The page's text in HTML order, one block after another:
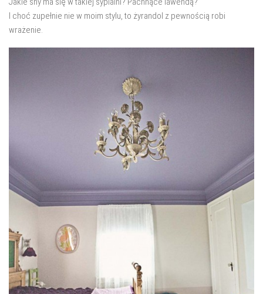
salon
Przedpokój
Balkon
I choć zupełnie nie w moim stylu, to żyrandol z pewnością robi
wrażenie.